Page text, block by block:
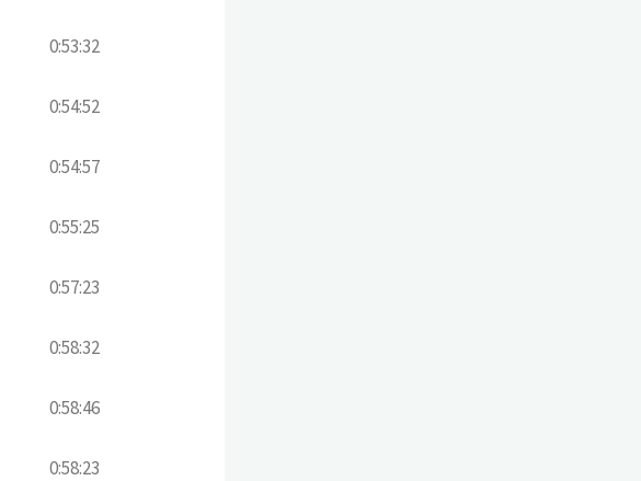
0:53:32
0:54:52
0:54:57
0:55:25
0:57:23
0:58:32
0:58:46
0:58:23